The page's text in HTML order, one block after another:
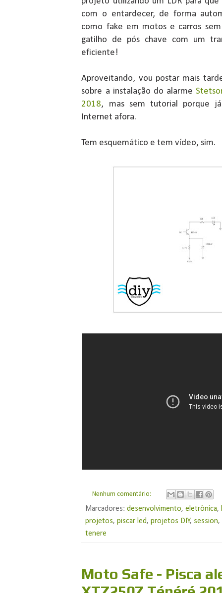
com o entardecer, de forma
como fake em motos e carros
gatilho de pós chave com um
eficiente!
Aproveitando, vou postar mais
sobre a instalação do alarme
2018, mas sem tutorial porque
Internet afora.
Tem esquemático e tem vídeo, sim.
Nenhum comentário:
Marcadores:desenvolvimento,eletrônica,
projetos,piscar led,projetos DIY, session,
tenere
Moto Safe - Pisca